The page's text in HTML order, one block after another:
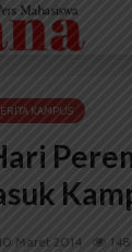
KAMPUS
10 Maret 2014